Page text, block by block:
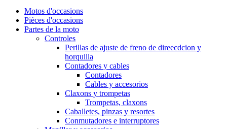
Motos d'occasions
Pièces d'occasions
Partes de la moto
Controles
Perillas de ajuste de freno de direecdcion y
horquilla
Contadores y cables
Contadores
Cables y accesorios
Claxons y trompetas
Trompetas, claxons
Caballetes, pinzas y resortes
Conmutadores e interruptores